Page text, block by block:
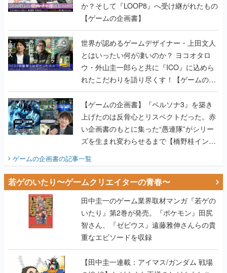
か？そして『LOOP8』へ受け継がれたもの
【ゲームの企画書】
世界が認めるゲームデザイナー・上田文人
とはいったい何が凄いのか？ ヨコオタロ
ウ・外山圭一郎らと共に『ICO』に込めら
れたこだわりを語り尽くす！【ゲームの企
画書】
【ゲームの企画書】『ペルソナ3』を築き
上げたのは反骨心とリスペクトだった。赤
い企画書のもとに集った“愚連隊”がシリー
ズを生まれ変わらせるまで【橋野桂インタ
ビュー】
ゲームの企画書の記事一覧
若ゲのいたり〜ゲームクリエイターの青春〜
田中圭一のゲーム業界取材マンガ『若ゲの
いたり』第2巻が発売。『ポケモン』田尻
智さん、『ゼビウス』遠藤雅伸さんらの貴
重なエピソードを収録
【田中圭一連載：アイマス/ガンダム 戦場